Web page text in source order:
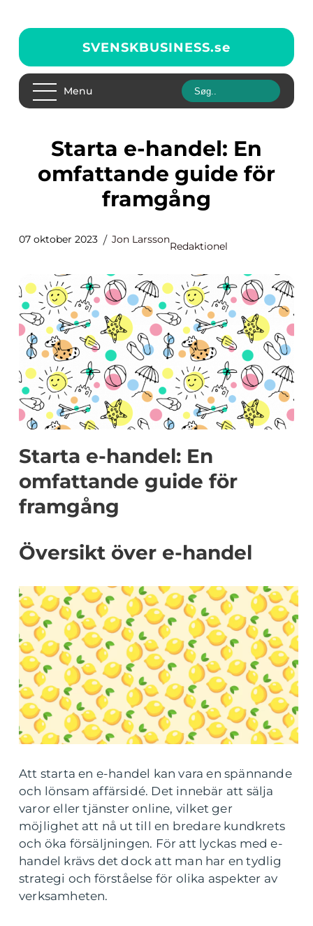
SVENSKBUSINESS.se
Menu
Starta e-handel: En
omfattande guide för
framgång
07 oktober 2023 Jon Larsson
Redaktionel
Starta e-handel: En
omfattande guide för
framgång
Översikt över e-handel
Att starta en e-handel kan vara en spännande
och lönsam affärsidé. Det innebär att sälja
varor eller tjänster online, vilket ger
möjlighet att nå ut till en bredare kundkrets
och öka försäljningen. För att lyckas med e-
handel krävs det dock att man har en tydlig
strategi och förståelse för olika aspekter av
verksamheten.